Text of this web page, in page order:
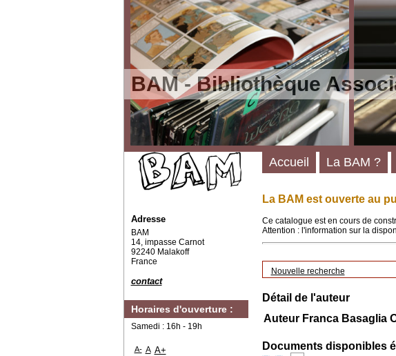
BAM - Bibliothèque
La BAM est ouverte au
Ce catalogue est en cours de
Attention : l'information sur la
Nouvelle recherche
Détail de l'auteur
Auteur Franca Basaglia
Documents disponibles
Accueil La BAM ?
Adresse
BAM
14, impasse Carnot
92240 Malakoff
France
contact
Horaires d'ouverture :
Samedi : 16h - 19h
A- A A+